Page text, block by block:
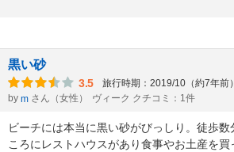
黒い砂
3.5 旅行時期：2019/10（約7年前）
by m さん（女性） ヴィーク クチコミ：1件
ビーチには本当に黒い砂がびっしり。徒歩数
ころにレストハウスがあり食事やお土産を買